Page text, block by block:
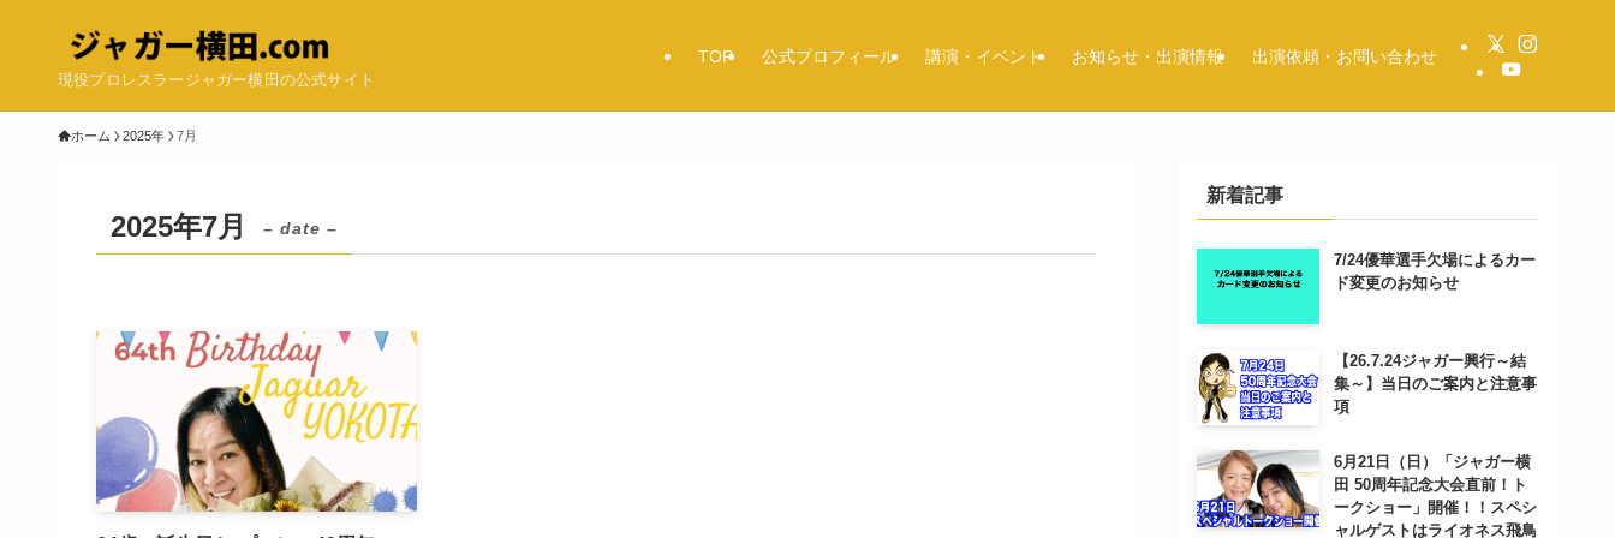
現役プロレスラージャガー横田の公式サイト
TOP 公式プロフィール 講演・イベント お知らせ・出演情報 出演依頼・お問い合わせ
ホーム 2025年 7月
2025年7月 – date –
新着記事
7/24優華選手欠場によるカー
ド変更のお知らせ
【26.7.24ジャガー興行～結
集～】当日のご案内と注意事
項
6月21日（日）「ジャガー横
田 50周年記念大会直前！ト
ークショー」開催！！スペシ
ャルゲストはライオネス飛鳥